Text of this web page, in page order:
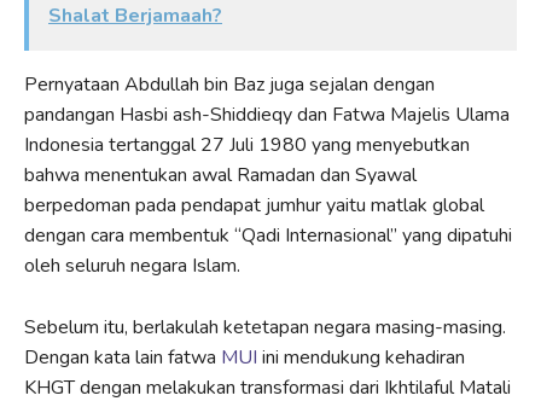
Shalat Berjamaah?
Pernyataan Abdullah bin Baz juga sejalan dengan
pandangan Hasbi ash-Shiddieqy dan Fatwa Majelis Ulama
Indonesia tertanggal 27 Juli 1980 yang menyebutkan
bahwa menentukan awal Ramadan dan Syawal
berpedoman pada pendapat jumhur yaitu matlak global
dengan cara membentuk “Qadi Internasional” yang dipatuhi
oleh seluruh negara Islam.
Sebelum itu, berlakulah ketetapan negara masing-masing.
Dengan kata lain fatwa MUI ini mendukung kehadiran
KHGT dengan melakukan transformasi dari Ikhtilaful Matali